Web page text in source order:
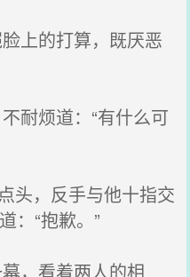
上的打算，既厌恶
耐烦道：“有什么可
头，反手与他十指交
：“抱歉。”
，看着两人的相